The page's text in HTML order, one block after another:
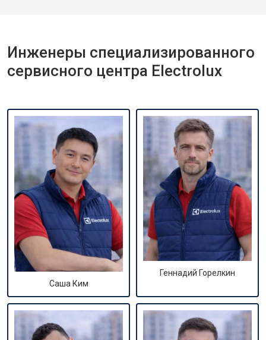
Инженеры специализированного
сервисного центра Electrolux
Саша Ким
Геннадий Горелкин